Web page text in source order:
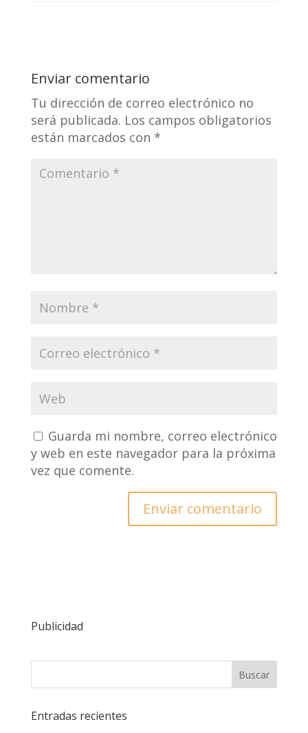
Enviar comentario
Tu dirección de correo electrónico no
será publicada. Los campos obligatorios
están marcados con *
Guarda mi nombre, correo electrónico
y web en este navegador para la próxima
vez que comente.
Publicidad
Entradas recientes